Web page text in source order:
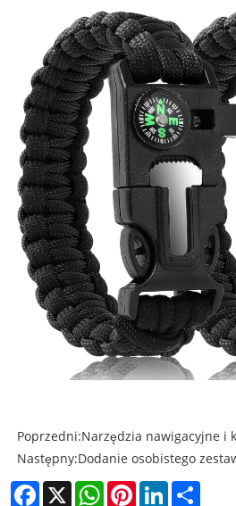
Poprzedni:Narzędzia nawigacyjne i
Następny:Dodanie osobistego
Facebook
X WhatsAppPinterestLinkedIn